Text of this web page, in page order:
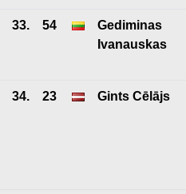
33. 54
Gediminas
Ivanauskas
34. 23 Gints Cēlājs